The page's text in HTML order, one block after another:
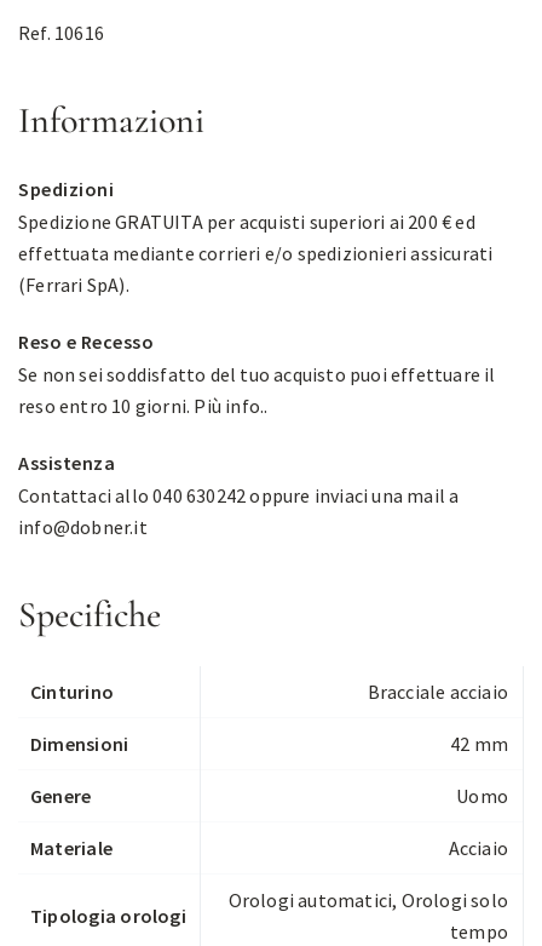
Ref. 10616
Informazioni
Spedizioni
Spedizione GRATUITA per acquisti superiori ai 200 € ed
effettuata mediante corrieri e/o spedizionieri assicurati
(Ferrari SpA).
Reso e Recesso
Se non sei soddisfatto del tuo acquisto puoi effettuare il
reso entro 10 giorni. Più info..
Assistenza
Contattaci allo 040 630242 oppure inviaci una mail a
info@dobner.it
Specifiche
Cinturino Bracciale acciaio
Dimensioni 42 mm
Genere Uomo
Materiale Acciaio
Tipologia orologi
Orologi automatici, Orologi solo
tempo